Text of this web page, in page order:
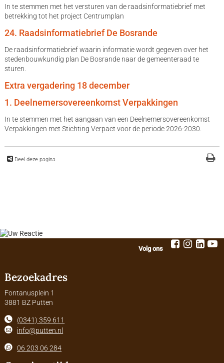
In te stemmen met het versturen van de raadsinformatiebrief met
betrekking tot het project Centrumplan
24. Raadsinformatiebrief De Bosrande
De raadsinformatiebrief waarin informatie wordt gegeven over het
stedenbouwkundig plan De Bosrande naar de gemeenteraad te
sturen.
Extra vergadering 18 december
1. Deelnemersovereenkomst Verpakkingen
In te stemmen met het aangaan van een Deelnemersovereenkomst
Verpakkingen met Stichting Verpact voor de periode 2026-2030.
Deel deze pagina
Volg ons
Bezoekadres
Fontanusplein 1
3881 BZ Putten
(0341) 359 611
info@putten.nl
06 203 06 284